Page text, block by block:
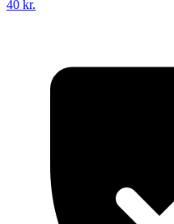
40 kr.